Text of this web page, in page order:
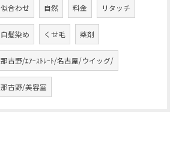
似合わせ 自然 料金 リタッチ
白髪染め くせ毛 薬剤
那古野/ｴｱｰｽﾄﾚｰﾄ/名古屋/ウイッグ/
那古野/美容室